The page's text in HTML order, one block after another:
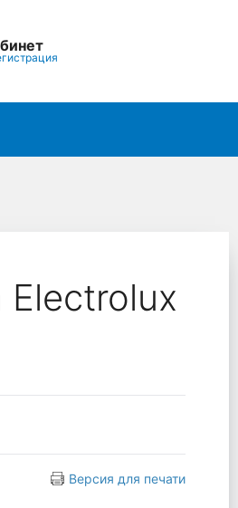
Версия для печати